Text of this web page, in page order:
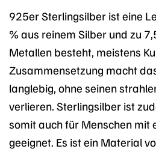
925er Sterlingsilber ist eine
% aus reinem Silber und zu
Metallen besteht, meistens
Zusammensetzung macht
langlebig, ohne seinen
verlieren. Sterlingsilber ist
somit auch für Menschen mit
geeignet. Es ist ein Material